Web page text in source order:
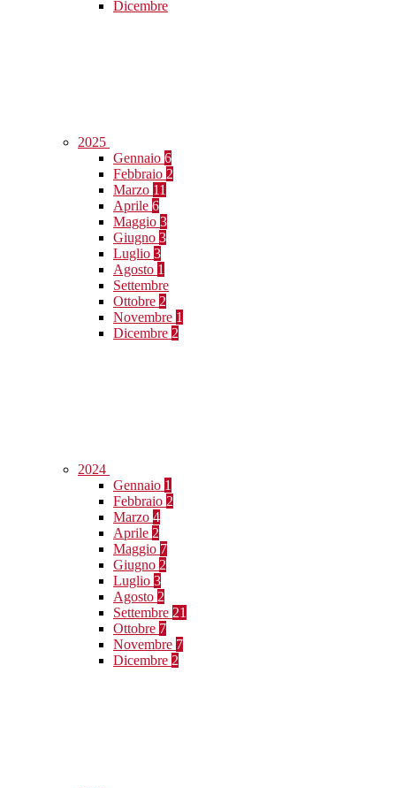
Dicembre
2025
Gennaio 6
Febbraio 2
Marzo 11
Aprile 6
Maggio 3
Giugno 3
Luglio 3
Agosto 1
Settembre
Ottobre 2
Novembre 1
Dicembre 2
2024
Gennaio 1
Febbraio 2
Marzo 4
Aprile 2
Maggio 7
Giugno 2
Luglio 3
Agosto 2
Settembre 21
Ottobre 7
Novembre 7
Dicembre 2